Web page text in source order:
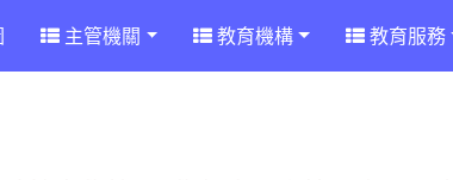
主管機關 教育機構 教育服務